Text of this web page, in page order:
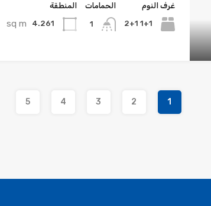
غرف النوم
1+1 2+1
الحمامات
1
المنطقة
4.261
sq m
1
2
3
4
5